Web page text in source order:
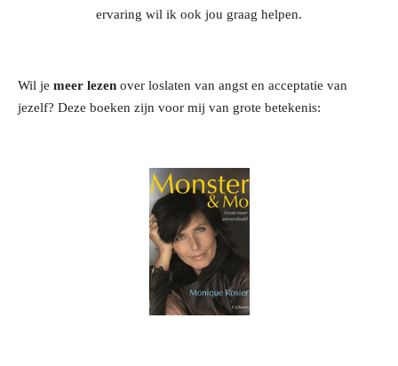
ervaring wil ik ook jou graag helpen.
Wil je meer lezen over loslaten van angst en acceptatie van
jezelf? Deze boeken zijn voor mij van grote betekenis: